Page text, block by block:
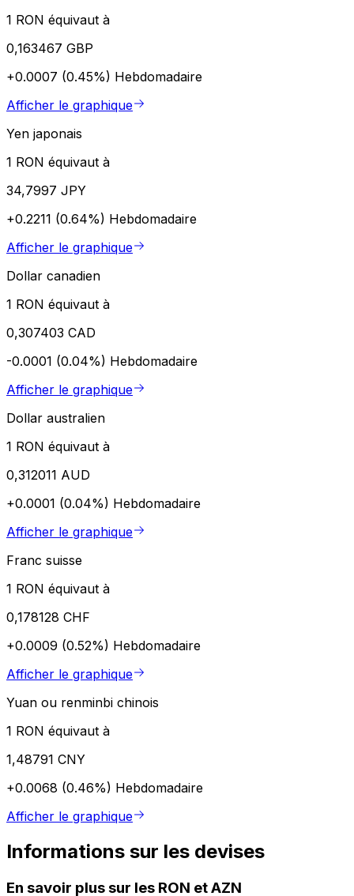
1 RON équivaut à
0,163467 GBP
+0.0007 (0.45%) Hebdomadaire
Afficher le graphique
Yen japonais
1 RON équivaut à
34,7997 JPY
+0.2211 (0.64%) Hebdomadaire
Afficher le graphique
Dollar canadien
1 RON équivaut à
0,307403 CAD
-0.0001 (0.04%) Hebdomadaire
Afficher le graphique
Dollar australien
1 RON équivaut à
0,312011 AUD
+0.0001 (0.04%) Hebdomadaire
Afficher le graphique
Franc suisse
1 RON équivaut à
0,178128 CHF
+0.0009 (0.52%) Hebdomadaire
Afficher le graphique
Yuan ou renminbi chinois
1 RON équivaut à
1,48791 CNY
+0.0068 (0.46%) Hebdomadaire
Afficher le graphique
Informations sur les devises
En savoir plus sur les RON et AZN